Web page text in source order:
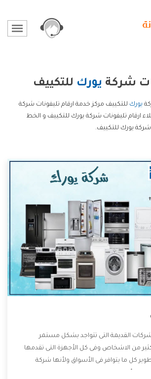
شركة يورك للتكييف
يورك للتكييف مركز خدمة ارقام تليفونات شركة
ارقام تليفونات شركة يورك للتكييف و الخط
شركة يورك للتكييف.
القديمة التى تتواجد بشكل مستمر
من الاشخاص وفى كل الأجهزة التى تقدمها
كل ما يتوافر فى الأسواق ولأنها شركة